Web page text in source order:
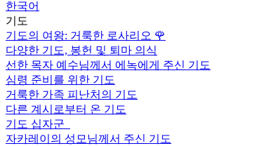
한국어
기도
기도의 여왕: 거룩한 로사리오 🌹
다양한 기도, 봉헌 및 퇴마 의식
선한 목자 예수님께서 에녹에게 주신 기도
심령 준비를 위한 기도
거룩한 가족 피난처의 기도
다른 계시로부터 온 기도
기도 십자군
자카레이의 성모님께서 주신 기도